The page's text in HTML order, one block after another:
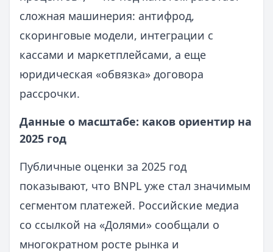
сложная машинерия: антифрод,
скоринговые модели, интеграции с
кассами и маркетплейсами, а еще
юридическая «обвязка» договора
рассрочки.
Данные о масштабе: каков ориентир на
2025 год
Публичные оценки за 2025 год
показывают, что BNPL уже стал значимым
сегментом платежей. Российские медиа
со ссылкой на «Долями» сообщали о
многократном росте рынка и